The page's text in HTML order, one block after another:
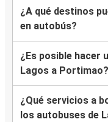
¿A qué destinos
en autobús?
¿Es posible hacer
Lagos a Portimao?
¿Qué servicios a
los autobuses de